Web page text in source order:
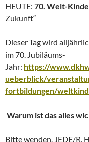
HEUTE: 70. Welt-
Zukunft“
Dieser Tag wird
im 70. Jubiläums-
Jahr: https://
ueberblick/
fortbildungen/
Warum ist das alles
Bitte wenden, JEDE/R,